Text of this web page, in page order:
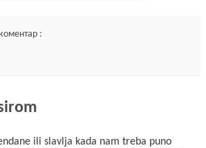
:
ili slavlja kada nam treba puno